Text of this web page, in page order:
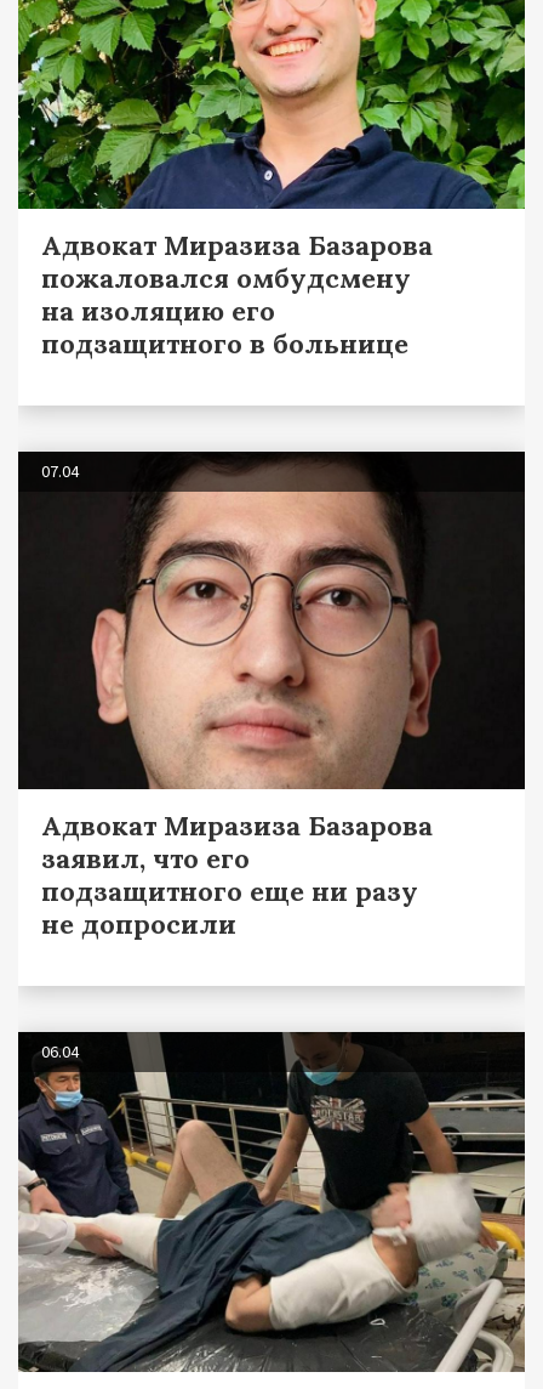
Адвокат Миразиза Базарова
пожаловался омбудсмену
на изоляцию его
подзащитного в больнице
07.04
Адвокат Миразиза Базарова
заявил, что его
подзащитного еще ни разу
не допросили
06.04